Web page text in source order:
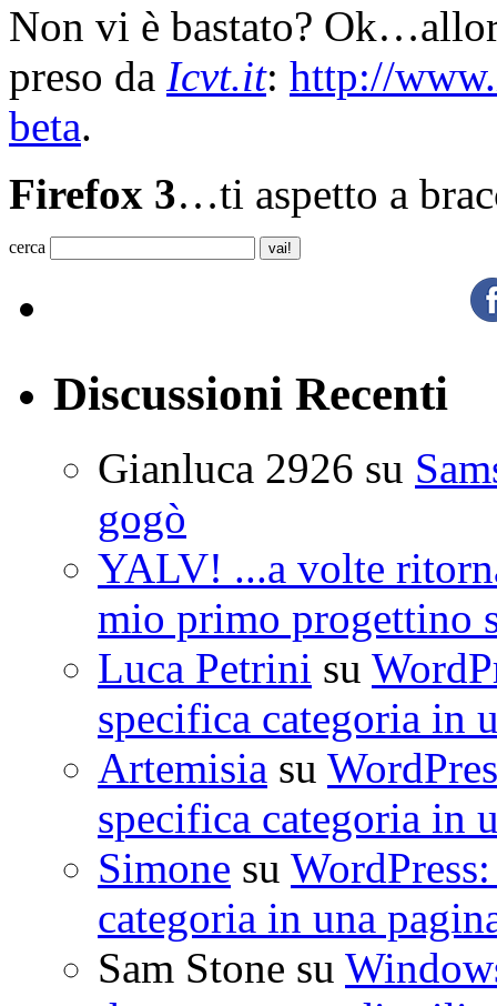
Non vi è bastato?
preso da Icvt.it: http://
beta.
Firefox 3…ti aspetto a
cerca
Discussioni Recenti
Gianluca 2926 su
gogò
YALV! ...a volte
mio primo progettino
Luca Petrini su
specifica categoria in
Artemisia su
specifica categoria in
Simone su
categoria in una
Sam Stone su